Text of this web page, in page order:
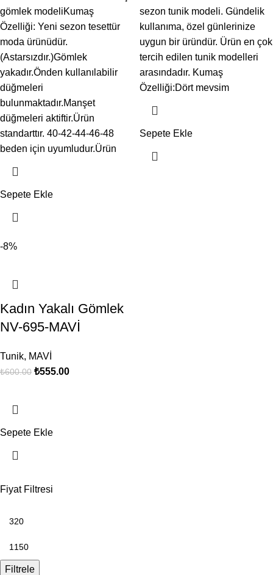
Fiyat Filtresi
Filtrele
gömlek modeliKumaş
Özelliği: Yeni sezon tesettür
moda ürünüdür.
(Astarsızdır.)Gömlek
yakadır.Önden kullanılabilir
düğmeleri
bulunmaktadır.Manşet
düğmeleri aktiftir.Ürün
standarttır. 40-42-44-46-48
beden için uyumludur.Ürün
Sepete Ekle
sezon tunik modeli. Gündelik
kullanıma, özel günlerinize
uygun bir üründür. Ürün en çok
tercih edilen tunik modelleri
arasındadır. Kumaş
Özelliği:Dört mevsim
Sepete Ekle
-8%
Kadın Yakalı Gömlek
NV-695-MAVİ
Tunik, MAVİ
₺600.00 ₺555.00
Sepete Ekle